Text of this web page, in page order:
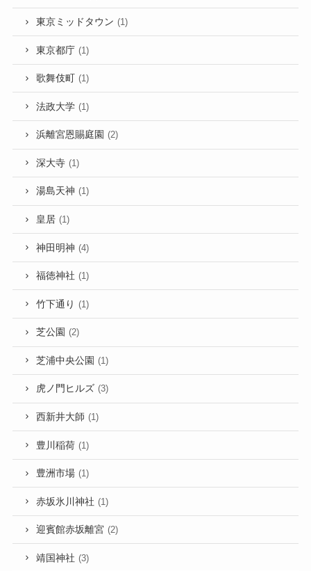
東京ミッドタウン (1)
東京都庁 (1)
歌舞伎町 (1)
法政大学 (1)
浜離宮恩賜庭園 (2)
深大寺 (1)
湯島天神 (1)
皇居 (1)
神田明神 (4)
福徳神社 (1)
竹下通り (1)
芝公園 (2)
芝浦中央公園 (1)
虎ノ門ヒルズ (3)
西新井大師 (1)
豊川稲荷 (1)
豊洲市場 (1)
赤坂氷川神社 (1)
迎賓館赤坂離宮 (2)
靖国神社 (3)